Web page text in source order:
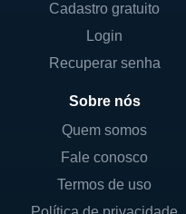
Cadastro gratuito
Login
Recuperar senha
Sobre nós
Quem somos
Fale conosco
Termos de uso